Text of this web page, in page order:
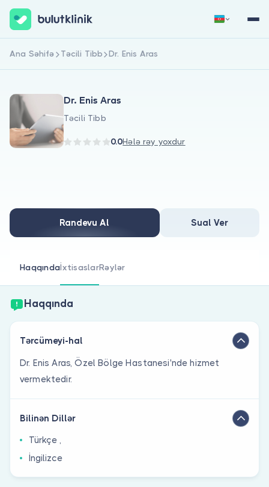
Həkimlər üçün
Həkim siniz?
Qeydiyyat
Ana Səhifə Təcili Tibb Dr. Enis Aras
Dr. Enis Aras
Təcili Tibb
0.0Hələ rəy yoxdur
Randevu Al Sual Ver
HaqqındaİxtisaslarRəylər
Haqqında
Tərcümeyi-hal
Dr. Enis Aras, Özel Bölge Hastanesi'nde hizmet
vermektedir.
Bilinən Dillər
Türkçe ,
İngilizce